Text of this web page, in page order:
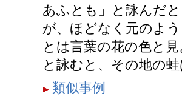
あふとも」と詠んだ
が、ほどなく元のよ
とは言葉の花の色と
と詠むと、その地の
類似事例